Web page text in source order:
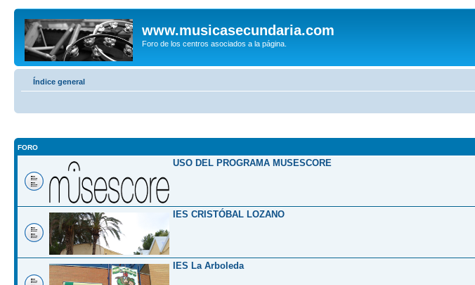
www.musicasecundaria.com
Foro de los centros asociados a la página.
Índice general
FORO
USO DEL PROGRAMA MUSESCORE
IES CRISTÓBAL LOZANO
IES La Arboleda